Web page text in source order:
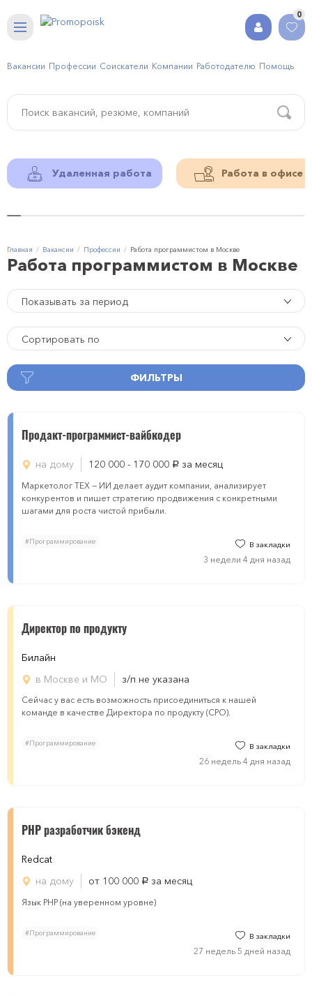
0
Вакансии Профессии Соискатели Компании Работодателю Помощь
Удаленная работа Работа в офисе
Главная Вакансии Профессии Работа программистом в Москве
Работа программистом в Москве
Показывать за период
Сортировать по
ФИЛЬТРЫ
Продакт-программист-вайбкодер
на дому 120 000 - 170 000 руб. за месяц
Маркетолог ТЕХ — ИИ делает аудит компании, анализирует
конкурентов и пишет стратегию продвижения с конкретными
шагами для роста чистой прибыли.
#Программирование В закладки
3 недели 4 дня назад
Директор по продукту
Билайн
в Москве и МО
з/п не указана
Сейчас у вас есть возможность присоединиться к нашей
команде в качестве Директора по продукту (CPO).
#Программирование В закладки
26 недель 4 дня назад
PHP разработчик бэкенд
Redcat
на дому
от 100 000 руб. за месяц
Язык PHP (на уверенном уровне)
#Программирование В закладки
27 недель 5 дней назад